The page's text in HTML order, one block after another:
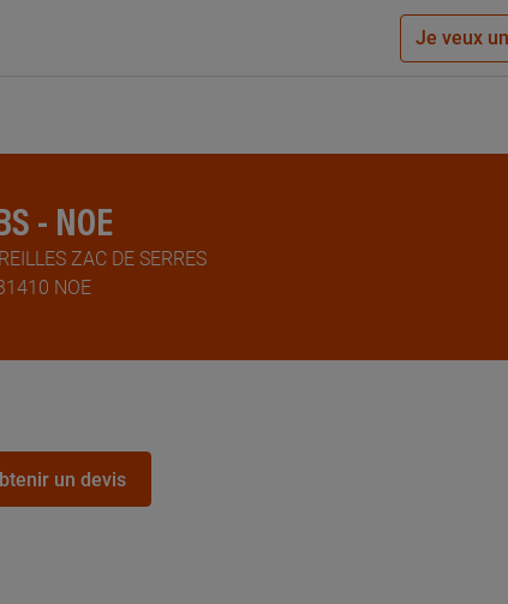
Je veux
- NOE
ZAC DE SERRES
NOE
un devis